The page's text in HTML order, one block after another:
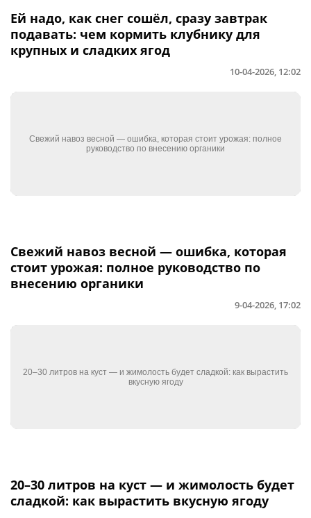
Ей надо, как снег сошёл, сразу завтрак
подавать: чем кормить клубнику для
крупных и сладких ягод
10-04-2026, 12:02
Свежий навоз весной — ошибка, которая
стоит урожая: полное руководство по
внесению органики
9-04-2026, 17:02
20–30 литров на куст — и жимолость будет
сладкой: как вырастить вкусную ягоду